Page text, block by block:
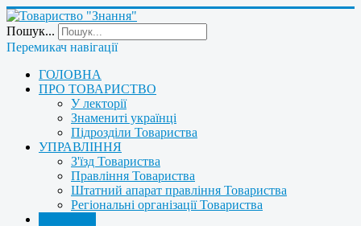
Пошук...
Перемикач навігації
ГОЛОВНА
ПРО ТОВАРИСТВО
У лекторії
Знамениті українці
Підрозділи Товариства
УПРАВЛІННЯ
З'їзд Товариства
Правління Товариства
Штатний апарат правління Товариства
Регіональні організації Товариства